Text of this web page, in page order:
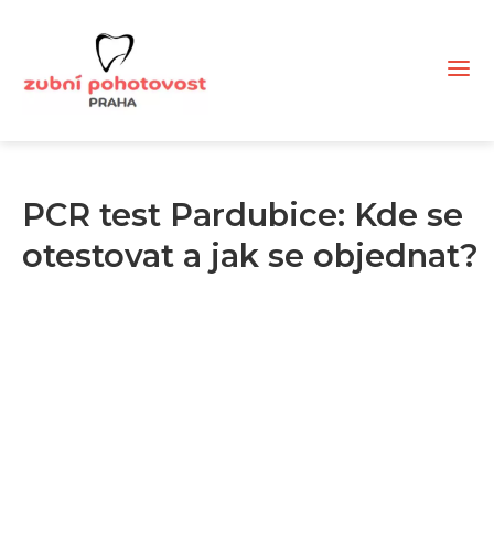
PCR test Pardubice: Kde se
otestovat a jak se objednat?